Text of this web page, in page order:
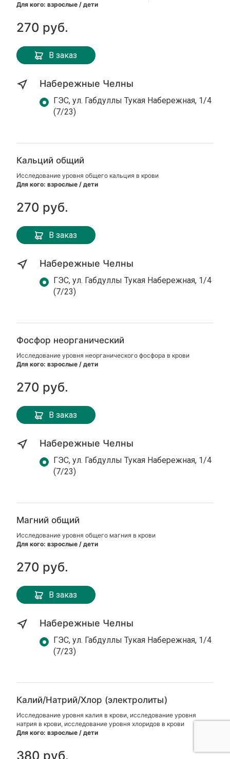
Для кого: взрослые / дети
270 руб.
В заказ
Набережные Челны
ГЭС, ул. Габдуллы Тукая Набережная, 1/4
(7/23)
Кальций общий
Исследование уровня общего кальция в крови
Для кого: взрослые / дети
270 руб.
В заказ
Набережные Челны
ГЭС, ул. Габдуллы Тукая Набережная, 1/4
(7/23)
Фосфор неорганический
Исследование уровня неорганического фосфора в крови
Для кого: взрослые / дети
270 руб.
В заказ
Набережные Челны
ГЭС, ул. Габдуллы Тукая Набережная, 1/4
(7/23)
Магний общий
Исследование уровня общего магния в крови
Для кого: взрослые / дети
270 руб.
В заказ
Набережные Челны
ГЭС, ул. Габдуллы Тукая Набережная, 1/4
(7/23)
Калий/Натрий/Хлор (электролиты)
Исследование уровня калия в крови, исследование уровня
натрия в крови, исследование уровня хлоридов в крови
Для кого: взрослые / дети
380 руб.